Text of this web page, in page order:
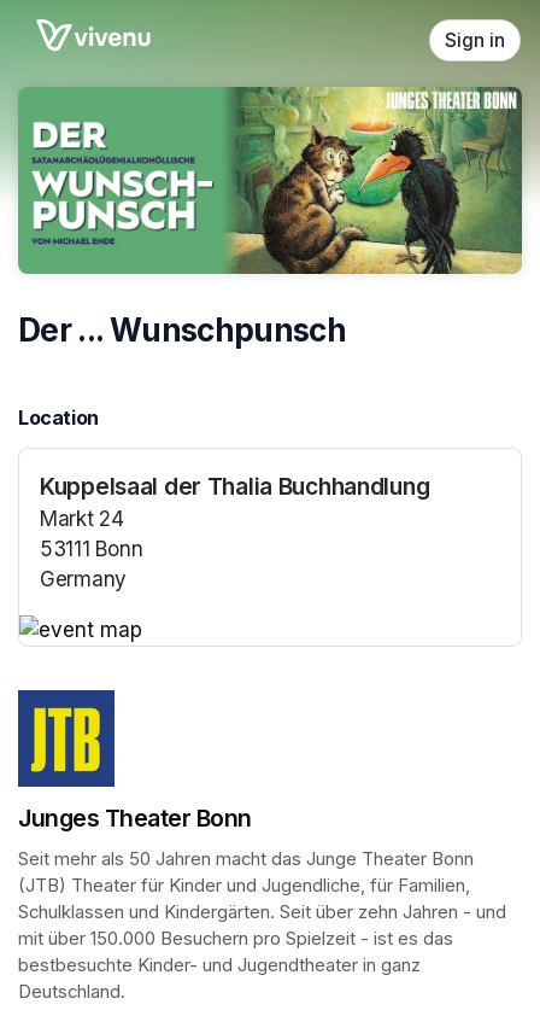
Skip header
Sign in
Der ... Wunschpunsch
Location
Kuppelsaal der Thalia Buchhandlung
Markt 24
53111 Bonn
Germany
Junges Theater Bonn
Seit mehr als 50 Jahren macht das Junge Theater Bonn
(JTB) Theater für Kinder und Jugendliche, für Familien,
Schulklassen und Kindergärten. Seit über zehn Jahren - und
mit über 150.000 Besuchern pro Spielzeit - ist es das
bestbesuchte Kinder- und Jugendtheater in ganz
Deutschland.